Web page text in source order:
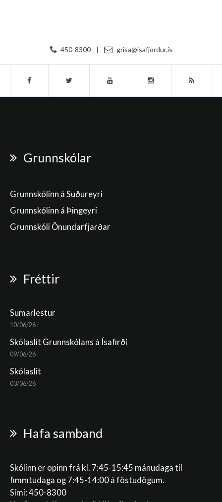
450-8300 | grisa@isafjordur.is
Grunnskólar
Grunnskólinn á Suðureyri
Grunnskólinn á Þingeyri
Grunnskóli Önundarfjarðar
Fréttir
Sumarlestur
10/06/26
Skólaslit Grunnskólans á Ísafirði
09/06/26
Skólaslit
03/06/26
Hafa samband
Skólinn er opinn frá kl. 7:45-15:45 mánudaga til
fimmtudaga og 7:45-14:00 á föstudögum.
Sími: 450-8300